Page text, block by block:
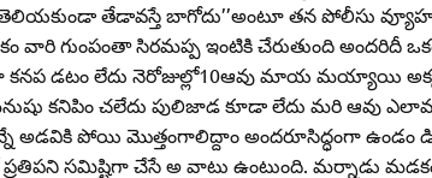
తేడావస్తే బాగోదు’’అంటూ తన పోలీసు
వారి గుంపంతా సిరమప్ప ఇంటికి చేరుతుంది అందరిదీ
కనప డటం లేదు నెరోజుల్లో10ఆవు మాయ మయ్యాయి
కనిపిం చలేదు పులిజాడ కూడా లేదు మరి ఆవు
అడవికి పోయి మొత్తంగాలిద్దాం అందరూసిద్ధంగా ఉండం
సమిష్టిగా చేసే అ వాటు ఉంటుంది. మర్నాడు